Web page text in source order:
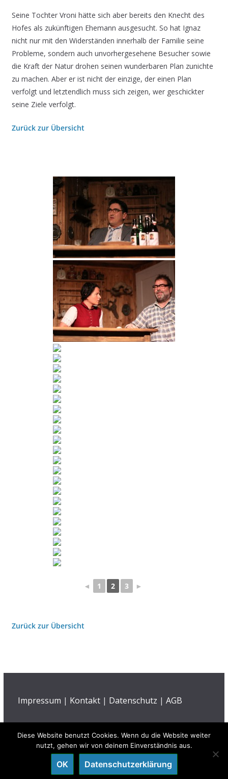
Seine Tochter Vroni hätte sich aber bereits den Knecht des
Hofes als zukünftigen Ehemann ausgesucht. So hat Ignaz
nicht nur mit den Widerständen innerhalb der Familie seine
Probleme, sondern auch unvorhergesehene Besucher sowie
die Kraft der Natur drohen seinen wunderbaren Plan zunichte
zu machen. Aber er ist nicht der einzige, der einen Plan
verfolgt und letztendlich muss sich zeigen, wer geschickter
seine Ziele verfolgt.
Zurück zur Übersicht
◄ 1 2 3 ►
Zurück zur Übersicht
Impressum | Kontakt| Datenschutz | AGB
Copyright © 2005 - 2026Kulturverein Neuching e.V.
Diese Website benutzt Cookies. Wenn du die Website weiter
nutzt, gehen wir von deinem Einverständnis aus.
OK Datenschutzerklärung